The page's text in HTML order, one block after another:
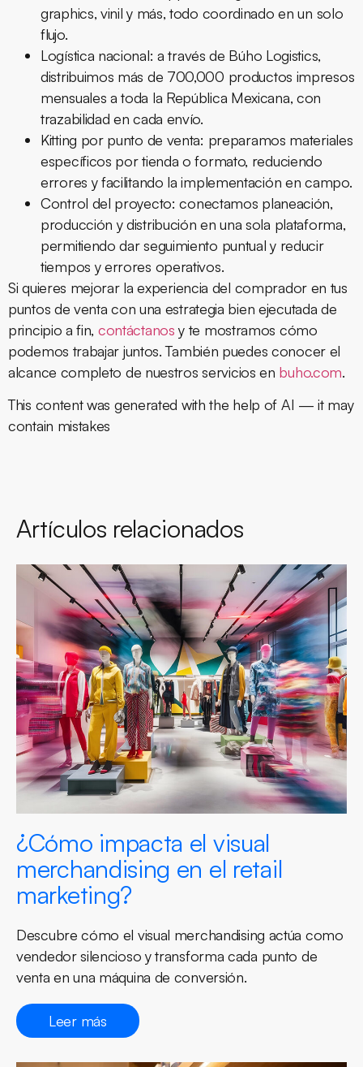
graphics, vinil y más, todo coordinado en un solo
flujo.
Logística nacional: a través de Búho Logistics,
distribuimos más de 700,000 productos impresos
mensuales a toda la República Mexicana, con
trazabilidad en cada envío.
Kitting por punto de venta: preparamos materiales
específicos por tienda o formato, reduciendo
errores y facilitando la implementación en campo.
Control del proyecto: conectamos planeación,
producción y distribución en una sola plataforma,
permitiendo dar seguimiento puntual y reducir
tiempos y errores operativos.
Si quieres mejorar la experiencia del comprador en tus
puntos de venta con una estrategia bien ejecutada de
principio a fin, contáctanos y te mostramos cómo
podemos trabajar juntos. También puedes conocer el
alcance completo de nuestros servicios en buho.com.
This content was generated with the help of AI — it may
contain mistakes
Artículos relacionados
¿Cómo impacta el visual
merchandising en el retail
marketing?
Descubre cómo el visual merchandising actúa como
vendedor silencioso y transforma cada punto de
venta en una máquina de conversión.
Leer más